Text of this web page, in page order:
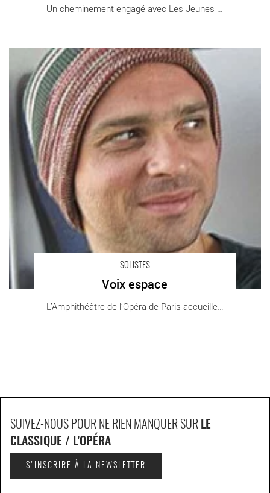
SOLISTES
Voix espace
L’Amphithéâtre de l’Opéra de Paris accueille [...]
Voix espace - Critique sortie Classique / Opéra
SUIVEZ-NOUS POUR NE RIEN MANQUER SUR LE
CLASSIQUE / L'OPÉRA
S'INSCRIRE À LA NEWSLETTER